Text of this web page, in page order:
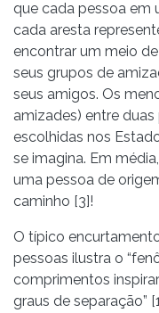
que cada pessoa em
cada aresta
encontrar um meio
seus grupos de
seus amigos. Os
amizades) entre
escolhidas nos
se imagina. Em
uma pessoa de
caminho [3]!
O típico
pessoas ilustra o
comprimentos
graus de separação”